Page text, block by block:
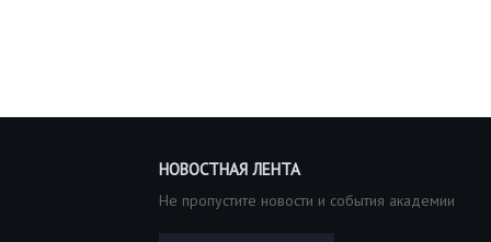
НОВОСТНАЯ ЛЕНТА
Не пропустите новости и события академии